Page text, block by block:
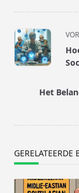
<span
class="nav-
subtitle
reader-Het
GERELATEERDE